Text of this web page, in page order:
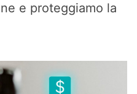
e proteggiamo la